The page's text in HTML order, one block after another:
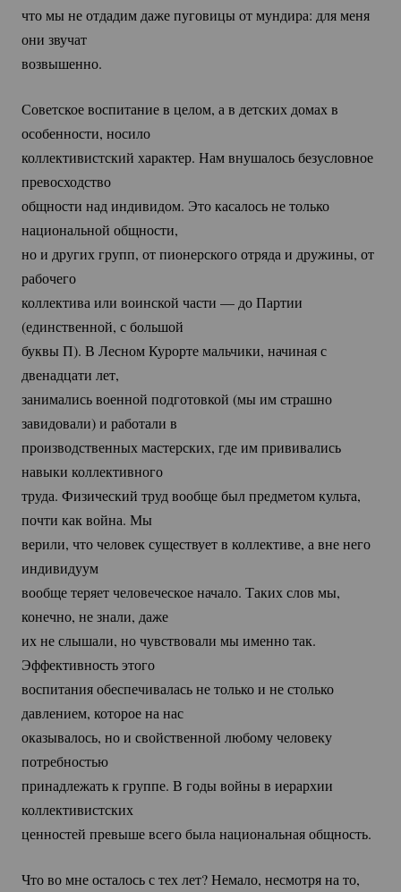
что мы не отдадим даже пуговицы от мундира: для меня
они звучат
возвышенно.
Советское воспитание в целом, а в детских домах в
особенности, носило
коллективистский характер. Нам внушалось безусловное
превосходство
общности над индивидом. Это касалось не только
национальной общности,
но и других групп, от пионерского отряда и дружины, от
рабочего
коллектива или воинской части — до Партии
(единственной, с большой
буквы П). В Лесном Курорте мальчики, начиная с
двенадцати лет,
занимались военной подготовкой (мы им страшно
завидовали) и работали в
производственных мастерских, где им прививались
навыки коллективного
труда. Физический труд вообще был предметом культа,
почти как война. Мы
верили, что человек существует в коллективе, а вне него
индивидуум
вообще теряет человеческое начало. Таких слов мы,
конечно, не знали, даже
их не слышали, но чувствовали мы именно так.
Эффективность этого
воспитания обеспечивалась не только и не столько
давлением, которое на нас
оказывалось, но и свойственной любому человеку
потребностью
принадлежать к группе. В годы войны в иерархии
коллективистских
ценностей превыше всего была национальная общность.
Что во мне осталось с тех лет? Немало, несмотря на то,